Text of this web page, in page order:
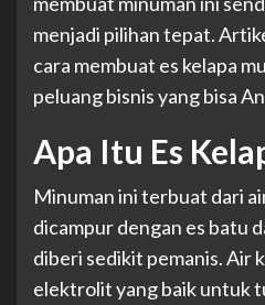
menjadi pilihan tepat.
cara membuat es kelapa
peluang bisnis yang bisa
Apa Itu Es
Minuman ini terbuat dari
dicampur dengan es batu
diberi sedikit pemanis. Air
elektrolit yang baik untuk